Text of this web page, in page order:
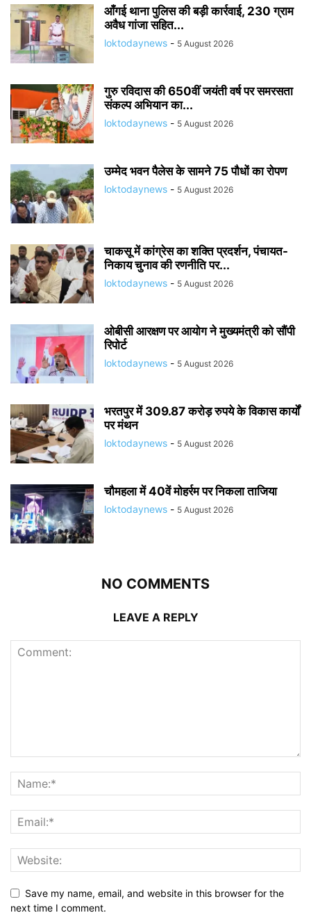
आँगई थाना पुलिस की बड़ी कार्रवाई, 230 ग्राम
अवैध गांजा सहित...
loktodaynews - 5 August 2026
गुरु रविदास की 650वीं जयंती वर्ष पर समरसता
संकल्प अभियान का...
loktodaynews - 5 August 2026
उम्मेद भवन पैलेस के सामने 75 पौधों का रोपण
loktodaynews - 5 August 2026
चाकसू में कांग्रेस का शक्ति प्रदर्शन, पंचायत-
निकाय चुनाव की रणनीति पर...
loktodaynews - 5 August 2026
ओबीसी आरक्षण पर आयोग ने मुख्यमंत्री को सौंपी
रिपोर्ट
loktodaynews - 5 August 2026
भरतपुर में 309.87 करोड़ रुपये के विकास कार्यों
पर मंथन
loktodaynews - 5 August 2026
चौमहला में 40वें मोहर्रम पर निकला ताजिया
loktodaynews - 5 August 2026
NO COMMENTS
LEAVE A REPLY
Save my name, email, and website in this browser for the
next time I comment.